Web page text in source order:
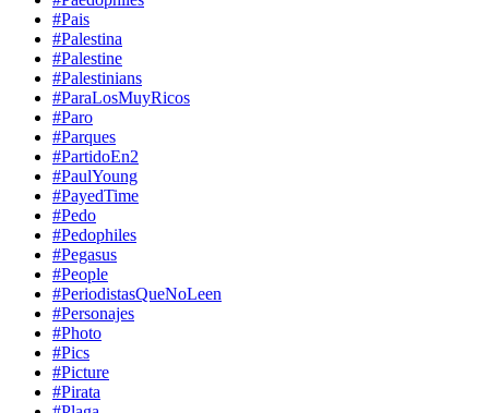
#Pais
#Palestina
#Palestine
#Palestinians
#ParaLosMuyRicos
#Paro
#Parques
#PartidoEn2
#PaulYoung
#PayedTime
#Pedo
#Pedophiles
#Pegasus
#People
#PeriodistasQueNoLeen
#Personajes
#Photo
#Pics
#Picture
#Pirata